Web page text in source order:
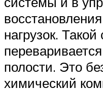
нагрузок.
полости. Это
химический